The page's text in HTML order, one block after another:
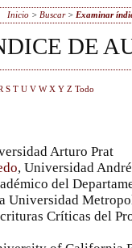
Inicio > Buscar> Examinar
DE
S T U V W X Y Z Todo
Arturo Prat
, Universidad
del
Universidad
Críticas del